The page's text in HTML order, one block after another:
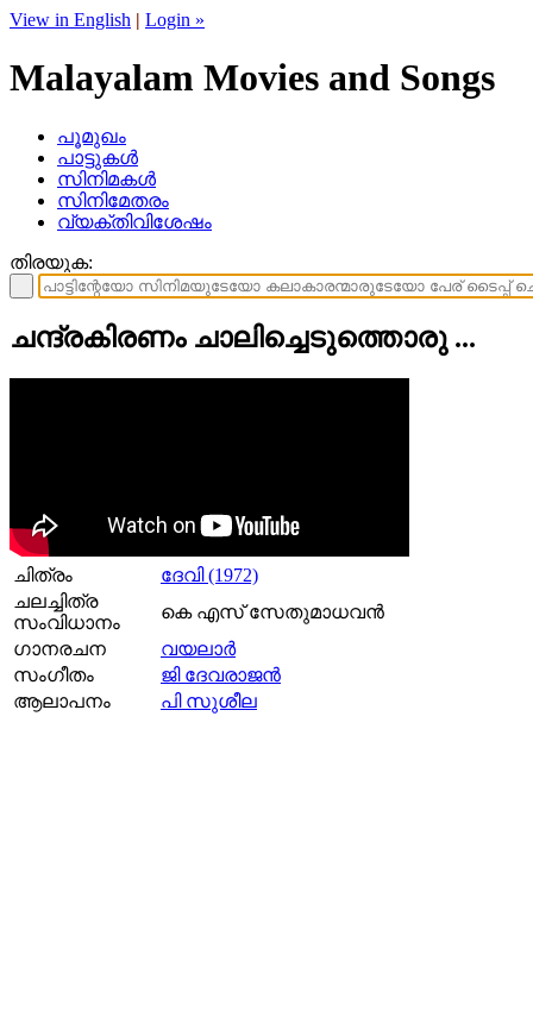
View in English | Login »
Malayalam Movies and Songs
പൂമുഖം
പാട്ടുകള്‍
സിനിമകള്‍
സിനിമേതരം
വ്യക്തിവിശേഷം
തിരയുക:
ചന്ദ്രകിരണം ചാലിച്ചെടുത്തൊരു ...
ചിത്രം
ദേവി (1972)
ചലച്ചിത്ര
സംവിധാനം
കെ എസ് സേതുമാധവന്‍
ഗാനരചന
വയലാര്‍
സംഗീതം
ജി ദേവരാജൻ
ആലാപനം
പി സുശീല